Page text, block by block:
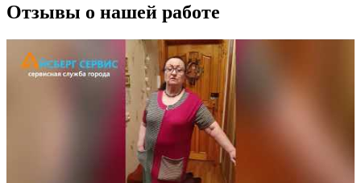
Отзывы о нашей работе